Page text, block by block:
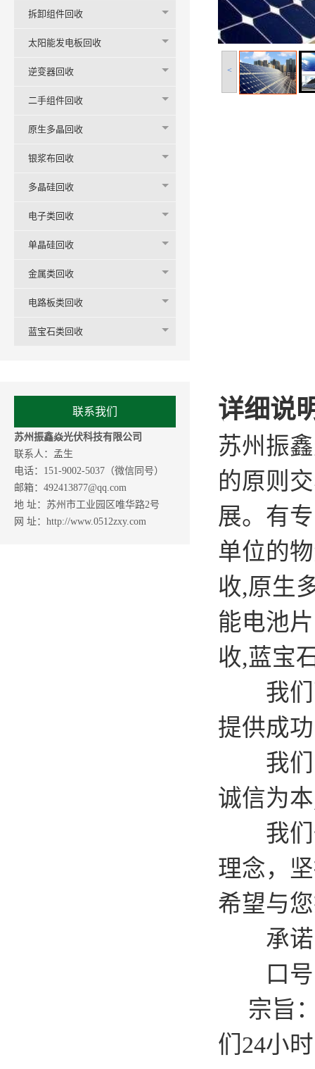
拆卸组件回收
太阳能发电板回收
逆变器回收
二手组件回收
原生多晶回收
银浆布回收
多晶硅回收
电子类回收
单晶硅回收
金属类回收
电路板类回收
蓝宝石类回收
联系我们
苏州振鑫焱光伏科技有限公司
联系人：孟生
电话：151-9002-5037（微信同号）
邮箱：492413877@qq.com
地 址：苏州市工业园区唯华路2号
网 址：http://www.0512zxy.com
<
详细说
苏州振
的原则
展。有
单位的
收,原生
能电池
收,蓝宝
我们可
提供成
我们的
诚信为
我们一
理念，
希望与
承诺：
口号：
宗旨：
们24小